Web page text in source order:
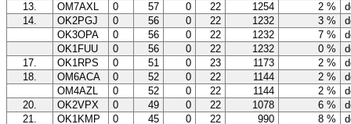
13.
OM7AXL 0 57 0 22 1254 2 %
14.
OK2PGJ 0 56 0 22 1232 3 %
OK3OPA
0 56 0 22 1232 7 %
OK1FUU
0 56 0 22 1232 0 %
17.
OK1RPS 0 51 0 23 1173 2 %
18.
OM6ACA 0 52 0 22 1144 2 %
OM4AZL
0 52 0 22 1144 2 %
20.
OK2VPX 0 49 0 22 1078 6 %
21.
OK1KMP 0 45 0 22 990 8 %